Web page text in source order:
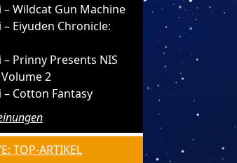
– Wildcat Gun Machine
– Eiyuden Chronicle:
– Prinny Presents NIS
2
– Cotton Fantasy
TOP-ARTIKEL